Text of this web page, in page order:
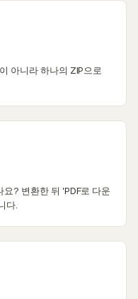
아니라 하나의 ZIP으로
? 변환한 뒤 'PDF로 다운
다.